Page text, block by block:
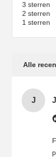
3 sterren
2 sterren
1 sterren
Alle
J